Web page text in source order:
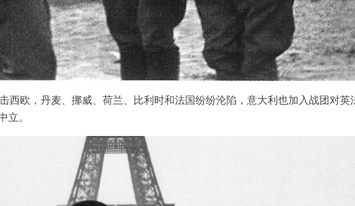
西欧，丹麦、挪威、荷兰、比利时和法国纷纷沦陷，意大利也加入战团对英
立。